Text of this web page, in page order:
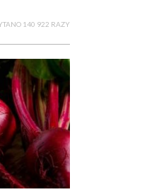
140 922 RAZY